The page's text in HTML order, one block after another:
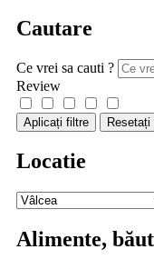
Cautare
Ce vrei sa cauti ?
Review
Aplicați filtre Resetați
Locatie
Alimente,